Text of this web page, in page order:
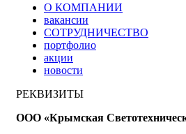
О КОМПАНИИ
вакансии
СОТРУДНИЧЕСТВО
портфолио
акции
новости
РЕКВИЗИТЫ
ООО «Крымская